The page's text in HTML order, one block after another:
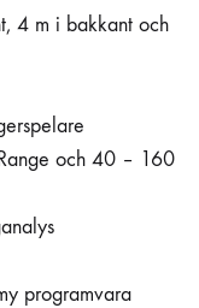
4 m i bakkant och
och 40 – 160
programvara